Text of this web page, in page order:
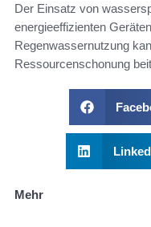
Der Einsatz von
energieeffizienten
Regenwassernutzung
Ressourcenschonung
Mehr